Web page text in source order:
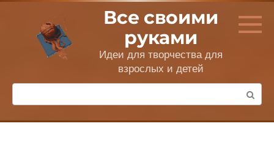
Перейти
контенту
Все своими
руками
Идеи для творчества для
взрослых и детей
Поиск: